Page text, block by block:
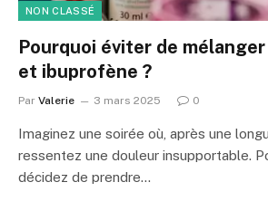
NON CLASSÉ
Pourquoi éviter de
et ibuprofène ?
Par Valerie 3 mars 2025 0
Imaginez une soirée où, après une
ressentez une douleur insupportable.
décidez de prendre…